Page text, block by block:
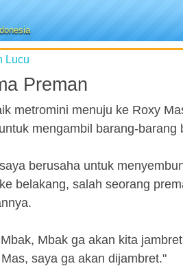
Lucu
Preman
metromini menuju ke Roxy
mengambil barang-barang
berusaha untuk
belakang, salah seorang
Mbak ga akan kita
saya ga akan dijambret."